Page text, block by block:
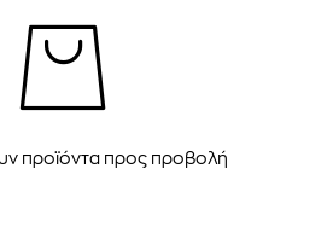
προϊόντα προς προβολή